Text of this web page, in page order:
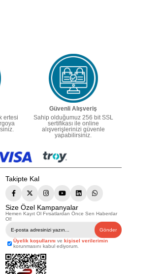
ertesi
Güvenli Alışveriş
Sahip olduğumuz 256 bit SSL
sertifikası ile online
alışverişlerinizi güvenle
yapabilirsiniz.
Takipte Kal
Size Özel Kampanyalar
Hemen Kayıt Ol Fırsatlardan Önce Sen Haberdar
Ol!
Gönder
Üyelik koşullarını ve kişisel verilerimin
korunmasını kabul ediyorum.